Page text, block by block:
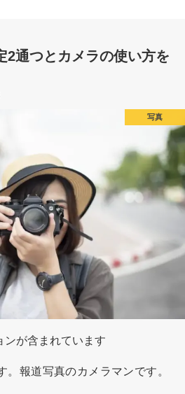
2通つとカメラの使い方を
写真
ンが含まれています
。報道写真のカメラマンです。